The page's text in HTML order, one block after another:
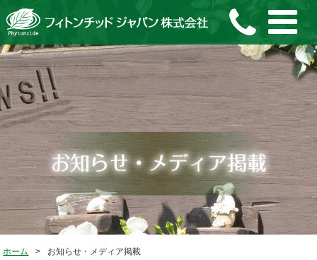
ホーム > お知らせ・メディア掲載